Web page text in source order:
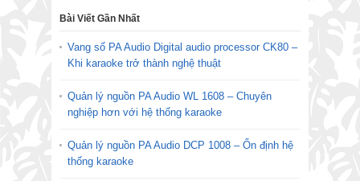
Bài Viết Gần Nhất
Vang số PA Audio Digital audio processor CK80 –
Khi karaoke trở thành nghệ thuật
Quản lý nguồn PA Audio WL 1608 – Chuyên
nghiệp hơn với hệ thống karaoke
Quản lý nguồn PA Audio DCP 1008 – Ổn định hệ
thống karaoke